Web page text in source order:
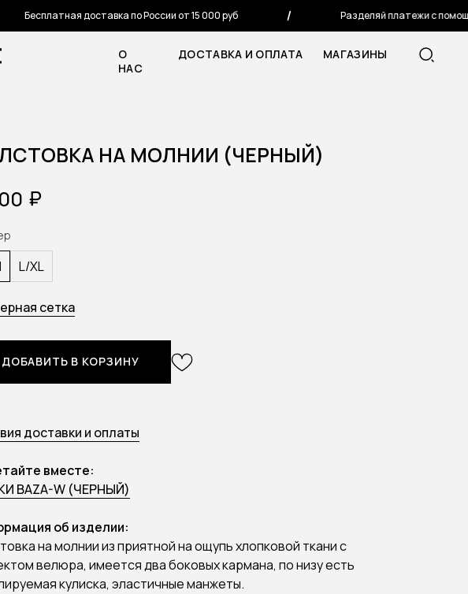
Бесплатная доставка по России от 15 000 руб Разделяй платежи с помощью
ДОСТАВКА И ОПЛАТА МАГАЗИНЫ
О
НАС
НА МОЛНИИ (ЧЕРНЫЙ)
₽
L/XL
сетка
ДОБАВИТЬ В КОРЗИНУ
доставки и оплаты
вместе:
BAZA-W (ЧЕРНЫЙ)
об изделии:
на молнии из приятной на ощупь хлопковой ткани с
велюра, имеется два боковых кармана, по низу есть
кулиска, эластичные манжеты.